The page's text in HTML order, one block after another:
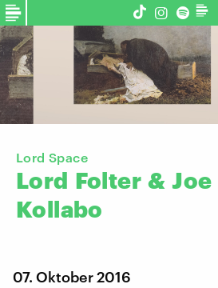
Lord Space
Lord Folter & Joe
Kollabo
07. Oktober 2016